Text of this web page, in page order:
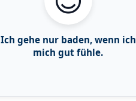
Ich gehe nur baden, wenn ich
mich gut fühle.